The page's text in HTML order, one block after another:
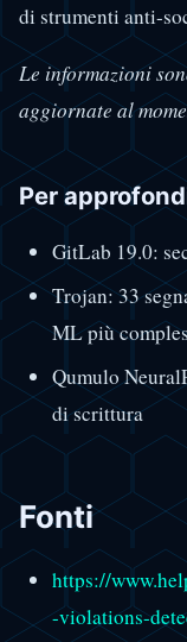
di strumenti anti-
Le informazioni
aggiornate al
Per
GitLab 19.0:
Trojan: 33
ML più
Qumulo
di scrittura
Fonti
https://
-violations-